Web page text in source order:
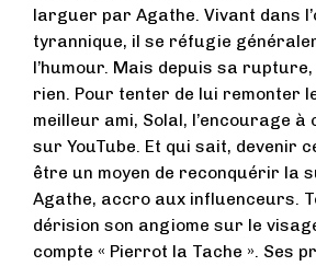
larguer par Agathe. Vivant dans
tyrannique, il se réfugie
l’humour. Mais depuis sa rupture,
rien. Pour tenter de lui remonter
meilleur ami, Solal, l’encourage à
sur YouTube. Et qui sait, devenir
être un moyen de reconquérir la
Agathe, accro aux influenceurs.
dérision son angiome sur le
compte « Pierrot la Tache ». Ses